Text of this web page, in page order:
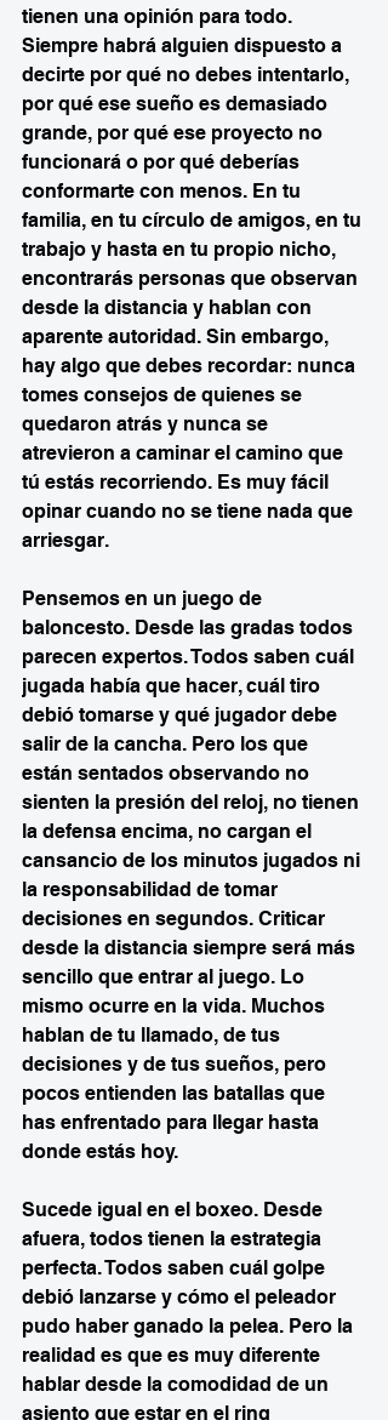
tienen una opinión para todo.
Siempre habrá alguien dispuesto a
decirte por qué no debes intentarlo,
por qué ese sueño es demasiado
grande, por qué ese proyecto no
funcionará o por qué deberías
conformarte con menos. En tu
familia, en tu círculo de amigos, en tu
trabajo y hasta en tu propio nicho,
encontrarás personas que observan
desde la distancia y hablan con
aparente autoridad. Sin embargo,
hay algo que debes recordar: nunca
tomes consejos de quienes se
quedaron atrás y nunca se
atrevieron a caminar el camino que
tú estás recorriendo. Es muy fácil
opinar cuando no se tiene nada que
arriesgar.
Pensemos en un juego de
baloncesto. Desde las gradas todos
parecen expertos. Todos saben cuál
jugada había que hacer, cuál tiro
debió tomarse y qué jugador debe
salir de la cancha. Pero los que
están sentados observando no
sienten la presión del reloj, no tienen
la defensa encima, no cargan el
cansancio de los minutos jugados ni
la responsabilidad de tomar
decisiones en segundos. Criticar
desde la distancia siempre será más
sencillo que entrar al juego. Lo
mismo ocurre en la vida. Muchos
hablan de tu llamado, de tus
decisiones y de tus sueños, pero
pocos entienden las batallas que
has enfrentado para llegar hasta
donde estás hoy.
Sucede igual en el boxeo. Desde
afuera, todos tienen la estrategia
perfecta. Todos saben cuál golpe
debió lanzarse y cómo el peleador
pudo haber ganado la pelea. Pero la
realidad es que es muy diferente
hablar desde la comodidad de un
asiento que estar en el ring